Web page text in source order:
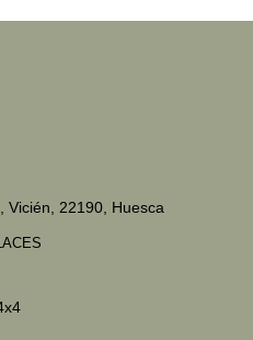
Vicién, 22190, Huesca